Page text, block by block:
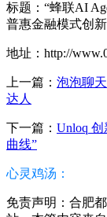
标题：“蜂联AI
普惠金融模式创新
地址：http://
上一篇： 泡泡聊
达人
下一篇： Unloq
曲线”
心灵鸡汤：
免责声明：合肥